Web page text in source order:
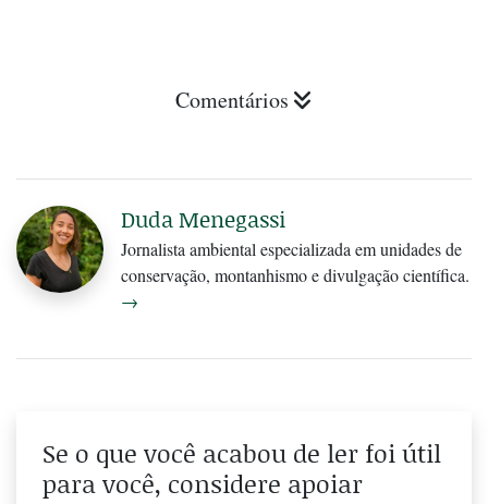
Comentários
Duda Menegassi
Jornalista ambiental especializada em unidades de
conservação, montanhismo e divulgação científica.
→
Se o que você acabou de ler foi útil
para você, considere apoiar